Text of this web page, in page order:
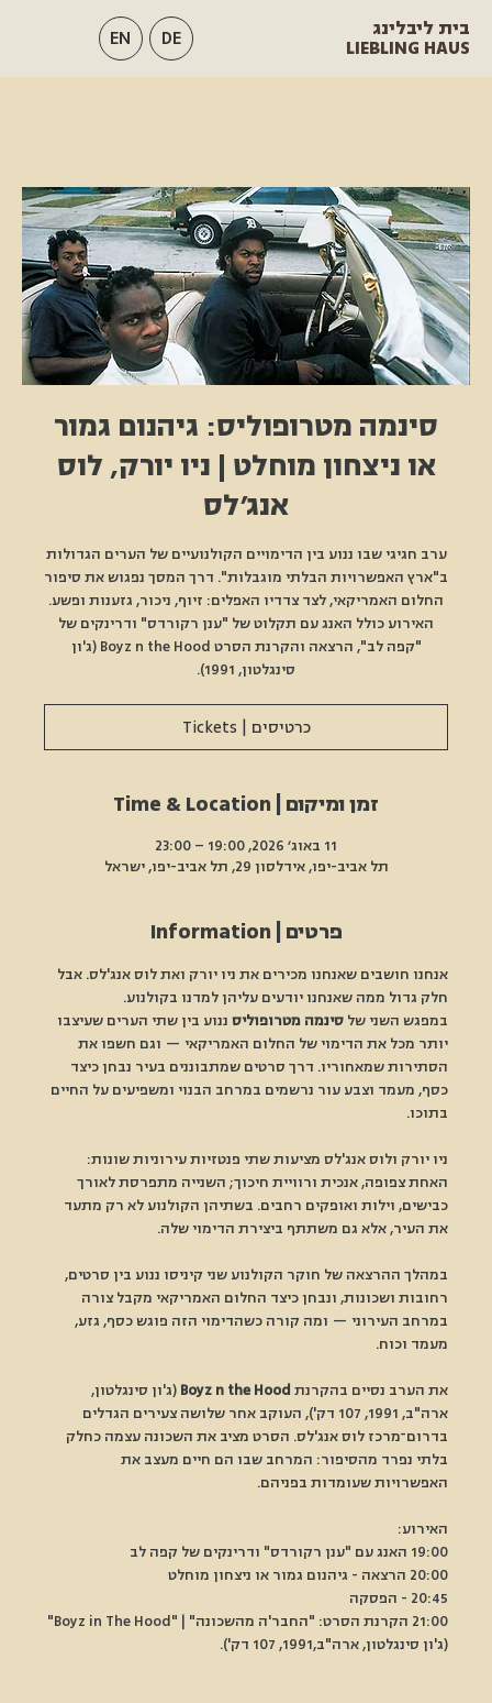
בית ליבלינג
LIEBLING HAUS
EN DE
סינמה מטרופוליס: גיהנום גמור
או ניצחון מוחלט | ניו יורק, לוס
אנג׳לס
ערב חגיגי שבו ננוע בין הדימויים הקולנועיים של הערים הגדולות
ב"ארץ האפשרויות הבלתי מוגבלות". דרך המסך נפגוש את סיפור
החלום האמריקאי, לצד צדדיו האפלים: זיוף, ניכור, גזענות ופשע.
האירוע כולל האנג עם תקלוט של "ענן רקורדס" ודרינקים של
"קפה לב", הרצאה והקרנת הסרט Boyz n the Hood (ג'ון
סינגלטון, 1991).
כרטיסים | Tickets
זמן ומיקום | Time & Location
11 באוג׳ 2026, 19:00 – 23:00
תל אביב-יפו, אידלסון 29, תל אביב-יפו, ישראל
פרטים | Information
אנחנו חושבים שאנחנו מכירים את ניו יורק ואת לוס אנג'לס. אבל
חלק גדול ממה שאנחנו יודעים עליהן למדנו בקולנוע.
במפגש השני של סינמה מטרופוליס ננוע בין שתי הערים שעיצבו
יותר מכל את הדימוי של החלום האמריקאי — וגם חשפו את
הסתירות שמאחוריו. דרך סרטים שמתבוננים בעיר נבחן כיצד
כסף, מעמד וצבע עור נרשמים במרחב הבנוי ומשפיעים על החיים
בתוכו.
ניו יורק ולוס אנג'לס מציעות שתי פנטזיות עירוניות שונות:
האחת צפופה, אנכית ורוויית חיכוך; השנייה מתפרסת לאורך
כבישים, וילות ואופקים רחבים. בשתיהן הקולנוע לא רק מתעד
את העיר, אלא גם משתתף ביצירת הדימוי שלה.
במהלך ההרצאה של חוקר הקולנוע שני קיניסו ננוע בין סרטים,
רחובות ושכונות, ונבחן כיצד החלום האמריקאי מקבל צורה
במרחב העירוני — ומה קורה כשהדימוי הזה פוגש כסף, גזע,
מעמד וכוח.
את הערב נסיים בהקרנת Boyz n the Hood (ג'ון סינגלטון,
ארה"ב, 1991, 107 דק'), העוקב אחר שלושה צעירים הגדלים
בדרום־מרכז לוס אנג'לס. הסרט מציב את השכונה עצמה כחלק
בלתי נפרד מהסיפור: המרחב שבו הם חיים מעצב את
האפשרויות שעומדות בפניהם.
האירוע:
19:00 האנג עם "ענן רקורדס" ודרינקים של קפה לב
20:00 הרצאה - גיהנום גמור או ניצחון מוחלט
20:45 - הפסקה
21:00 הקרנת הסרט: "החבר'ה מהשכונה" | "Boyz in The Hood"
(ג'ון סינגלטון, ארה"ב,1991, 107 דק').